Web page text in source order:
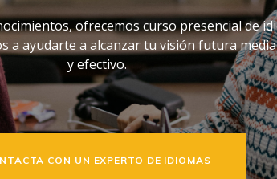
ofrecemos curso presencial de
a ayudarte a alcanzar tu visión futura
y efectivo.
CON UN EXPERTO DE IDIOMAS